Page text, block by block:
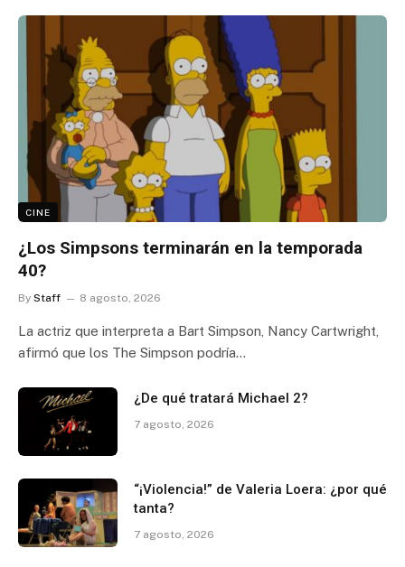
CINE
¿Los Simpsons terminarán en la temporada
40?
By Staff 8 agosto, 2026
La actriz que interpreta a Bart Simpson, Nancy Cartwright,
afirmó que los The Simpson podría…
¿De qué tratará Michael 2?
7 agosto, 2026
“¡Violencia!” de Valeria Loera: ¿por qué
tanta?
7 agosto, 2026